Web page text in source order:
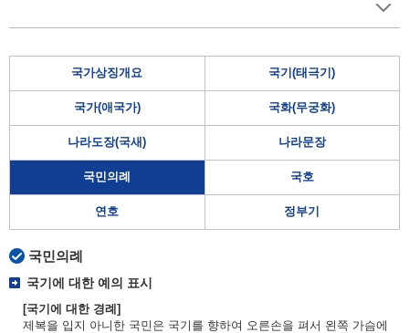
국가상징개요 국기(태극기)
국가(애국가) 국화(무궁화)
나라도장(국새) 나라문장
국민의례 국호
연호 정부기
국민의례
국기에 대한 예의 표시
[국기에 대한 경례]
제복을 입지 아니한 국민은 국기를 향하여 오른손을 펴서 왼쪽 가슴에